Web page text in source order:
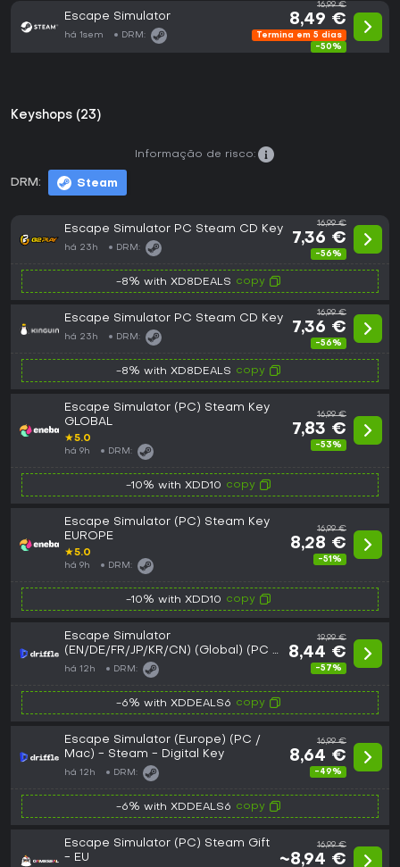
Escape Simulator
há 1sem DRM:
16,99 €
8,49 €
Termina em 5 dias
-50%
Keyshops (23)
DRM: Steam
Informação de risco:
Escape Simulator PC Steam CD Key
há 23h DRM:
16,99 €
7,36 €
-56%
-8% with XD8DEALS copy
Escape Simulator PC Steam CD Key
há 23h DRM:
16,99 €
7,36 €
-56%
-8% with XD8DEALS copy
Escape Simulator (PC) Steam Key
GLOBAL
★5.0
há 9h DRM:
16,99 €
7,83 €
-53%
-10% with XDD10 copy
Escape Simulator (PC) Steam Key
EUROPE
★5.0
há 9h DRM:
16,99 €
8,28 €
-51%
-10% with XDD10 copy
Escape Simulator
(EN/DE/FR/JP/KR/CN) (Global) (PC /
Mac) - Steam - Digital Key
há 12h DRM:
19,99 €
8,44 €
-57%
-6% with XDDEALS6 copy
Escape Simulator (Europe) (PC /
Mac) - Steam - Digital Key
há 12h DRM:
16,99 €
8,64 €
-49%
-6% with XDDEALS6 copy
Escape Simulator (PC) Steam Gift
- EU
16,99 €
~8,94 €